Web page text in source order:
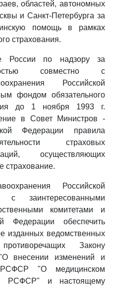
областей, автономных
и Санкт-Петербурга за
помощь в рамках
страхования.
России по надзору за
совместно с
Российской
фондом обязательного
до 1 ноября 1993 г.
в Совет Министров -
Федерации правила
страховых
осуществляющих
страхование.
Российской
с заинтересованными
комитетами и
Федерации обеспечить
изданных ведомственных
Закону
внесении изменений и
"О медицинском
РСФСР" и настоящему